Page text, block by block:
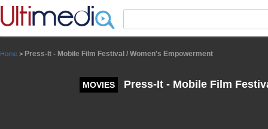
Home > Press-It - Mobile Film Festival / Women's Empowerment
MOVIES Press-It - Mobile Film
Panneau de gestion des cookies